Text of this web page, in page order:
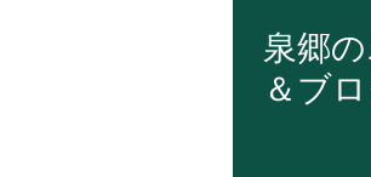
泉郷
＆ブ